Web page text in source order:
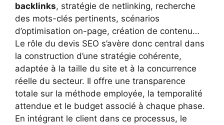
backlinks, stratégie de netlinking, recherche
des mots-clés pertinents, scénarios
d’optimisation on-page, création de contenu…
Le rôle du devis SEO s’avère donc central dans
la construction d’une stratégie cohérente,
adaptée à la taille du site et à la concurrence
réelle du secteur. Il offre une transparence
totale sur la méthode employée, la temporalité
attendue et le budget associé à chaque phase.
En intégrant le client dans ce processus, le